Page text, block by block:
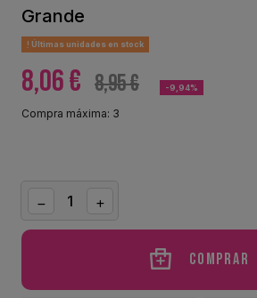
Grande
Últimas unidades en stock
8,06 € 8,95 € -9,94%
Compra máxima: 3
Comprar